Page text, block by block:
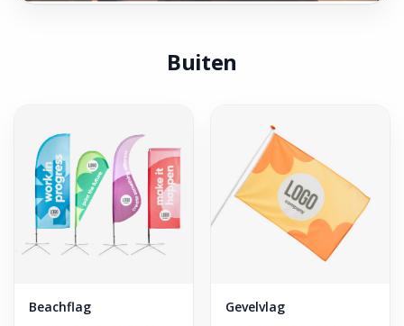
Buiten
Beachflag
Gevelvlag